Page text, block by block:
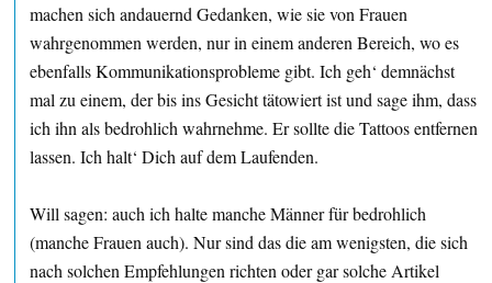
machen sich andauernd Gedanken, wie sie von Frauen
wahrgenommen werden, nur in einem anderen Bereich, wo es
ebenfalls Kommunikationsprobleme gibt. Ich geh‘ demnächst
mal zu einem, der bis ins Gesicht tätowiert ist und sage ihm, dass
ich ihn als bedrohlich wahrnehme. Er sollte die Tattoos entfernen
lassen. Ich halt‘ Dich auf dem Laufenden.
Will sagen: auch ich halte manche Männer für bedrohlich
(manche Frauen auch). Nur sind das die am wenigsten, die sich
nach solchen Empfehlungen richten oder gar solche Artikel